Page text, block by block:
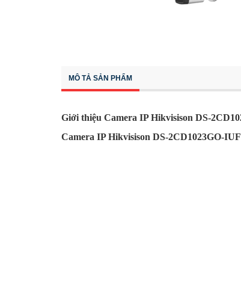
MÔ TẢ SẢN PHẨM
Giới thiệu Camera IP Hikvisison DS-
Camera IP Hikvisison DS-2CD1023GO-IUF